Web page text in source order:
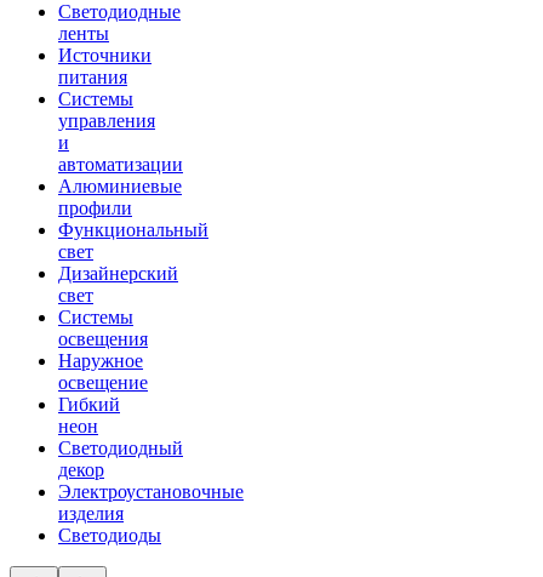
Светодиодные
ленты
Источники
питания
Системы
управления
и
автоматизации
Алюминиевые
профили
Функциональный
свет
Дизайнерский
свет
Системы
освещения
Наружное
освещение
Гибкий
неон
Светодиодный
декор
Электроустановочные
изделия
Светодиоды